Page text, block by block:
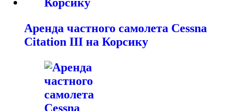
Аренда частного самолета Cessna
Citation III на Корсику